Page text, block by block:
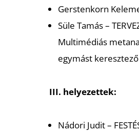
Gerstenkorn
Süle Tamás –
Multimédiás
egymást
III. helyezettek:
Nádori Judit –